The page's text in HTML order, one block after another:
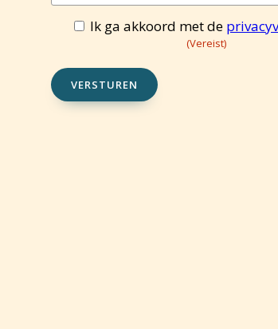
Toestemming(Vereist)
Ik ga akkoord met de
(Vereist)
VERSTUREN